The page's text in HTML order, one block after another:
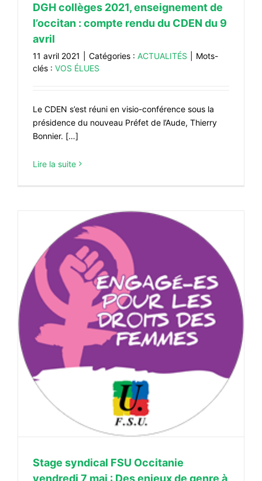
DGH collèges 2021, enseignement de
l’occitan : compte rendu du CDEN du 9
avril
11 avril 2021 Catégories : ACTUALITÉS
Mots-
clés : VOS ÉLUES
Le CDEN s’est réuni en visio-conférence sous la
présidence du nouveau Préfet de l’Aude, Thierry
Bonnier. […]
Lire la suite
Stage syndical FSU Occitanie
vendredi 7 mai : Des enjeux de genre à